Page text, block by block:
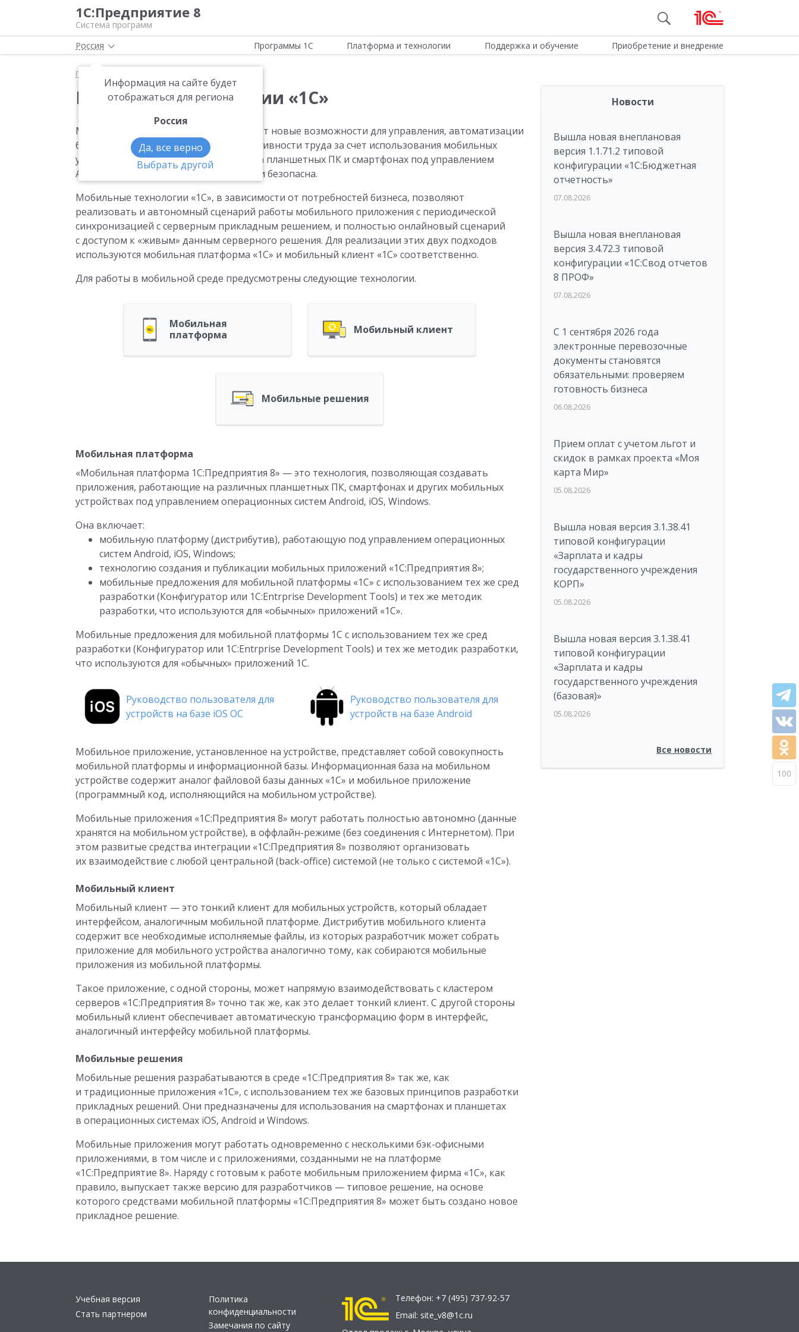
1С:Предприятие 8
Система программ
Россия
Информация на сайте будет
отображаться для региона
Россия
Да, все верно
Выбрать другой
Программы 1С Платформа и технологии Поддержка и обучение Приобретение и внедрение
Главная
Мобильные технологии «1С»
Мобильные технологии «1С» открывают новые возможности для управления, автоматизации
бизнес-процессов и повышения эффективности труда за счет использования мобильных
устройств. Работа с продуктами «1С» на планшетных ПК и смартфонах под управлением
Android, iOS, Windows удобна, надежна и безопасна.
Мобильные технологии «1С», в зависимости от потребностей бизнеса, позволяют
реализовать и автономный сценарий работы мобильного приложения с периодической
синхронизацией с серверным прикладным решением, и полностью онлайновый сценарий
с доступом к «живым» данным серверного решения. Для реализации этих двух подходов
используются мобильная платформа «1С» и мобильный клиент «1С» соответственно.
Для работы в мобильной среде предусмотрены следующие технологии.
Мобильная
платформа
Мобильный клиент
Мобильные решения
Мобильная платформа
«Мобильная платформа 1С:Предприятия 8» — это технология, позволяющая создавать
приложения, работающие на различных планшетных ПК, смартфонах и других мобильных
устройствах под управлением операционных систем Android, iOS, Windows.
Она включает:
мобильную платформу (дистрибутив), работающую под управлением операционных
систем Android, iOS, Windows;
технологию создания и публикации мобильных приложений «1С:Предприятия 8»;
мобильные предложения для мобильной платформы «1С» с использованием тех же сред
разработки (Конфигуратор или 1С:Entrprise Development Tools) и тех же методик
разработки, что используются для «обычных» приложений «1С».
Мобильные предложения для мобильной платформы 1С с использованием тех же сред
разработки (Конфигуратор или 1С:Entrprise Development Tools) и тех же методик разработки,
что используются для «обычных» приложений 1С.
Руководство пользователя для
устройств на базе iOS ОС
Руководство пользователя для
устройств на базе Android
Мобильное приложение, установленное на устройстве, представляет собой совокупность
мобильной платформы и информационной базы. Информационная база на мобильном
устройстве содержит аналог файловой базы данных «1С» и мобильное приложение
(программный код, исполняющийся на мобильном устройстве).
Мобильные приложения «1С:Предприятия 8» могут работать полностью автономно (данные
хранятся на мобильном устройстве), в оффлайн-режиме (без соединения с Интернетом). При
этом развитые средства интеграции «1С:Предприятия 8» позволяют организовать
их взаимодействие с любой центральной (back-office) системой (не только с системой «1С»).
Мобильный клиент
Мобильный клиент — это тонкий клиент для мобильных устройств, который обладает
интерфейсом, аналогичным мобильной платформе. Дистрибутив мобильного клиента
содержит все необходимые исполняемые файлы, из которых разработчик может собрать
приложение для мобильного устройства аналогично тому, как собираются мобильные
приложения из мобильной платформы.
Такое приложение, с одной стороны, может напрямую взаимодействовать с кластером
серверов «1С:Предприятия 8» точно так же, как это делает тонкий клиент. С другой стороны
мобильный клиент обеспечивает автоматическую трансформацию форм в интерфейс,
аналогичный интерфейсу мобильной платформы.
Мобильные решения
Мобильные решения разрабатываются в среде «1С:Предприятия 8» так же, как
и традиционные приложения «1С», с использованием тех же базовых принципов разработки
прикладных решений. Они предназначены для использования на смартфонах и планшетах
в операционных системах iOS, Android и Windows.
Мобильные приложения могут работать одновременно с несколькими бэк-офисными
приложениями, в том числе и с приложениями, созданными не на платформе
«1С:Предприятие 8». Наряду с готовым к работе мобильным приложением фирма «1С», как
правило, выпускает также версию для разработчиков — типовое решение, на основе
которого средствами мобильной платформы «1С:Предприятия 8» может быть создано новое
прикладное решение.
100
Новости
Вышла новая внеплановая
версия 1.1.71.2 типовой
конфигурации «1C:Бюджетная
отчетность»
07.08.2026
Вышла новая внеплановая
версия 3.4.72.3 типовой
конфигурации «1C:Свод отчетов
8 ПРОФ»
07.08.2026
С 1 сентября 2026 года
электронные перевозочные
документы становятся
обязательными: проверяем
готовность бизнеса
06.08.2026
Прием оплат с учетом льгот и
скидок в рамках проекта «Моя
карта Мир»
05.08.2026
Вышла новая версия 3.1.38.41
типовой конфигурации
«Зарплата и кадры
государственного учреждения
КОРП»
05.08.2026
Вышла новая версия 3.1.38.41
типовой конфигурации
«Зарплата и кадры
государственного учреждения
(базовая)»
05.08.2026
Все новости
Учебная версия
Стать партнером
Политика
конфиденциальности
Замечания по сайту
Телефон: +7 (495) 737-92-57
Email: site_v8@1c.ru